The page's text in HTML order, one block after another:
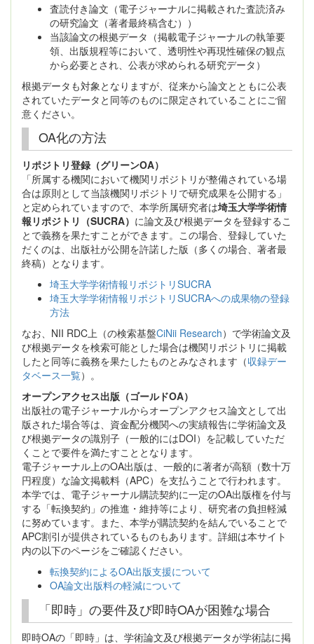
査読付き論文（電子ジャーナルに掲載された査読済み
の研究論文（著者最終稿含む））
当該論文の根拠データ（掲載電子ジャーナルの執筆要
領、出版規程等において、透明性や再現性確保の観点
から必要とされ、公表が求められる研究データ）
根拠データも対象となりますが、従来から論文とともに公表
されていたデータと同等のものに限定されていることにご留
意ください。
OA化の方法
リポジトリ登録（グリーンOA）
「所属する機関において機関リポジトリが整備されている場
合は原則として当該機関リポジトリで研究成果を公開する」
と定められていますので、本学所属研究者は埼玉大学学術情
報リポジトリ（SUCRA） に論文及び根拠データを登録するこ
とで義務を果たすことができます。この場合、登録していた
だくのは、出版社が公開を許諾した版（多くの場合、著者最
終稿）となります。
埼玉大学学術情報リポジトリSUCRA
埼玉大学学術情報リポジトリSUCRAへの成果物の登録
方法
なお、NII RDC上（の検索基盤CiNii Research）で学術論文及
び根拠データを検索可能とした場合は機関リポジトリに掲載
したと同等に義務を果たしたものとみなされます（収録デー
タベース一覧）。
オープンアクセス出版（ゴールドOA）
出版社の電子ジャーナルからオープンアクセス論文として出
版された場合等は、資金配分機関への実績報告に学術論文及
び根拠データの識別子（一般的にはDOI）を記載していただ
くことで要件を満たすこととなります。
電子ジャーナル上のOA出版は、一般的に著者が高額（数十万
円程度）な論文掲載料（APC）を支払うことで行われます。
本学では、電子ジャーナル購読契約に一定のOA出版権を付与
する「転換契約」の推進・維持等により、研究者の負担軽減
に努めています。また、本学が購読契約を結んでいることで
APC割引が提供されているものもあります。詳細は本サイト
内の以下のページをご確認ください。
転換契約によるOA出版支援について
OA論文出版料の軽減について
「即時」の要件及び即時OAが困難な場合
即時OAの「即時」は、学術論文及び根拠データが学術誌に掲